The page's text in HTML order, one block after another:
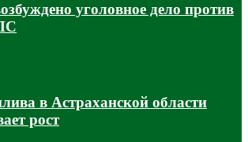
уголовное дело против
в Астраханской области
рост